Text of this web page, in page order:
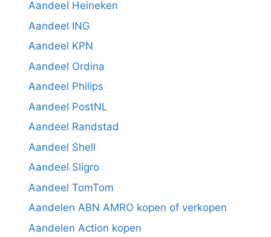
Aandeel Heineken
Aandeel ING
Aandeel KPN
Aandeel Ordina
Aandeel Philips
Aandeel PostNL
Aandeel Randstad
Aandeel Shell
Aandeel Sligro
Aandeel TomTom
Aandelen ABN AMRO kopen of verkopen
Aandelen Action kopen